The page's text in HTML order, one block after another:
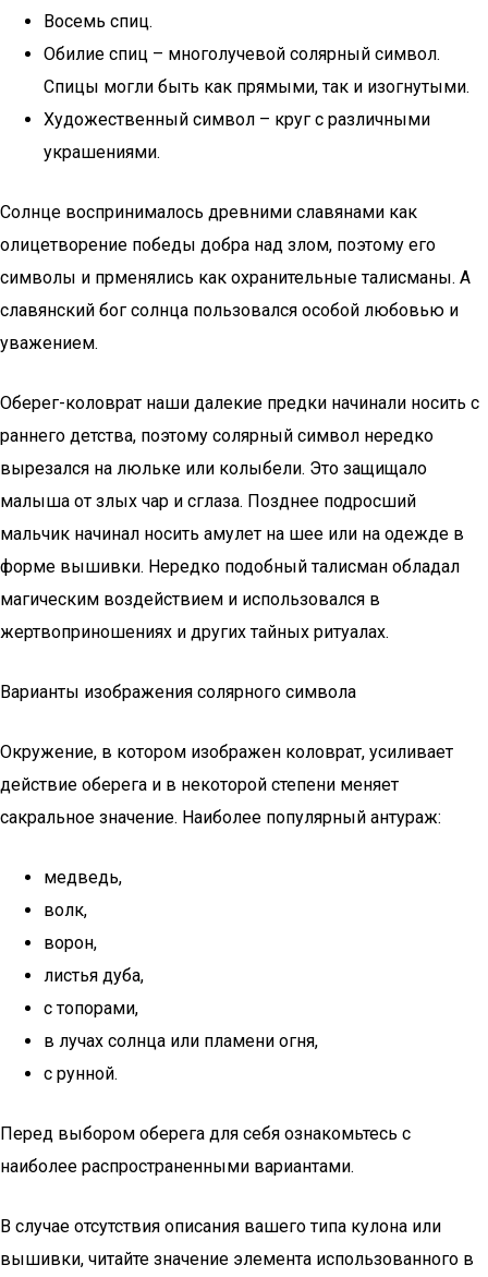
Восемь спиц.
Обилие спиц – многолучевой солярный символ.
Спицы могли быть как прямыми, так и изогнутыми.
Художественный символ – круг с различными
украшениями.
Солнце воспринималось древними славянами как
олицетворение победы добра над злом, поэтому его
символы и прменялись как охранительные талисманы. А
славянский бог солнца пользовался особой любовью и
уважением.
Оберег-коловрат наши далекие предки начинали носить с
раннего детства, поэтому солярный символ нередко
вырезался на люльке или колыбели. Это защищало
малыша от злых чар и сглаза. Позднее подросший
мальчик начинал носить амулет на шее или на одежде в
форме вышивки. Нередко подобный талисман обладал
магическим воздействием и использовался в
жертвоприношениях и других тайных ритуалах.
Варианты изображения солярного символа
Окружение, в котором изображен коловрат, усиливает
действие оберега и в некоторой степени меняет
сакральное значение. Наиболее популярный антураж:
медведь,
волк,
ворон,
листья дуба,
с топорами,
в лучах солнца или пламени огня,
с рунной.
Перед выбором оберега для себя ознакомьтесь с
наиболее распространенными вариантами.
В случае отсутствия описания вашего типа кулона или
вышивки, читайте значение элемента использованного в